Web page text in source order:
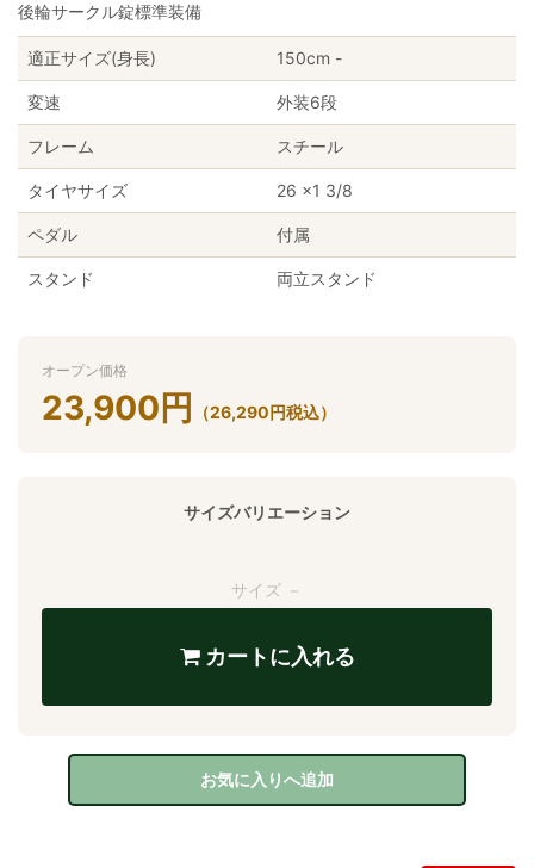
後輪サークル錠標準装備
適正サイズ(身長) 150cm -
変速 外装6段
フレーム スチール
タイヤサイズ 26 ×1 3/8
ペダル 付属
スタンド 両立スタンド
オープン価格
23,900 円 （26,290円税込）
サイズバリエーション
サイズ －
カートに入れる
お気に入りへ追加